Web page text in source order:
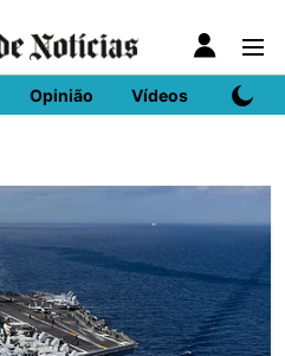
Opinião Vídeos DN